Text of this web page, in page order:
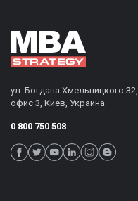
ул. Богдана Хмельницкого 32,
офис 3, Киев, Украина
0 800 750 508